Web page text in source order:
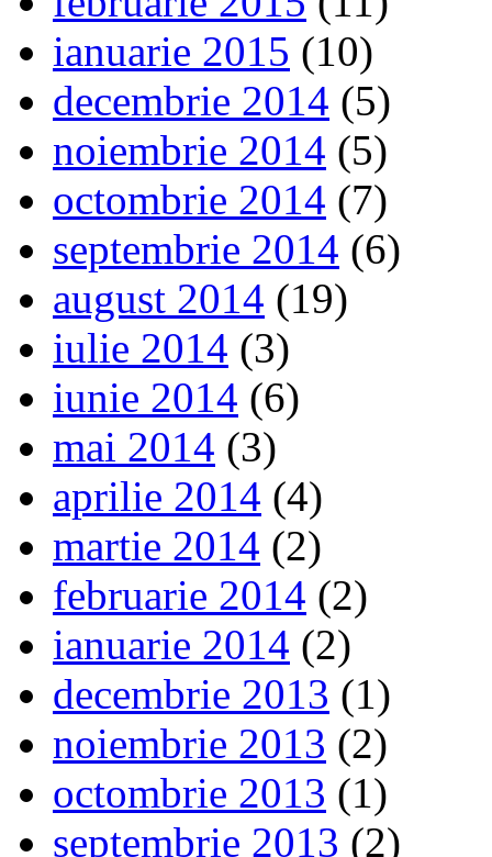
ianuarie 2015 (10)
decembrie 2014 (5)
noiembrie 2014 (5)
octombrie 2014 (7)
septembrie 2014 (6)
august 2014 (19)
iulie 2014 (3)
iunie 2014 (6)
mai 2014 (3)
aprilie 2014 (4)
martie 2014 (2)
februarie 2014 (2)
ianuarie 2014 (2)
decembrie 2013 (1)
noiembrie 2013 (2)
octombrie 2013 (1)
septembrie 2013 (2)